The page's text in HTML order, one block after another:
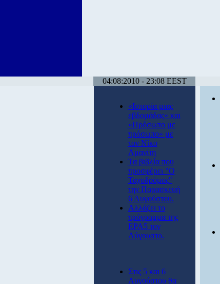
04:08:2010 - 23:08 EEST
«Ιστορία μιας
εβδομάδας» και
«Πρόσωπο με
πρόσωπο» με
τον Νίκο
Αμανίτη
Τα βιβλία που
προσφέρει "Ο
Ταχυδρόμος"
την Παρασκευή
6 Αυγούστου.
Αλλάζει το
πρόγραμμα της
ΕΡΑ5 τον
Αύγουστο.
Στις 5 και 6
Αυγούστου θα